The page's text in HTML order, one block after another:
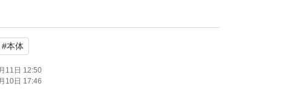
ーム※がとろけて密着
なめらかなバームが肌にのせた瞬間、体温でじ
リーム状に変化。
んで、快適な付け心地。
ームがしっかりフィットし、長時間崩れにく
#本体
11日 12:50
10日 17:46